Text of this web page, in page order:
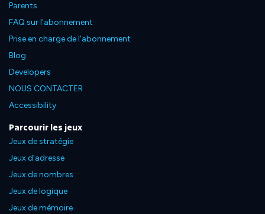
Parents
FAQ sur l'abonnement
Prise en charge de l'abonnement
Blog
Developers
NOUS CONTACTER
Accessibility
Parcourir les jeux
Jeux de stratégie
Jeux d'adresse
Jeux de nombres
Jeux de logique
Jeux de mémoire